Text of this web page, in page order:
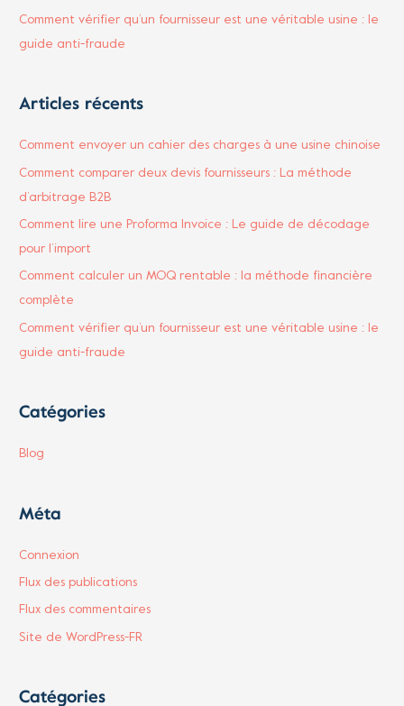
Comment vérifier qu’un fournisseur est une véritable usine : le
guide anti-fraude
Articles récents
Comment envoyer un cahier des charges à une usine chinoise
Comment comparer deux devis fournisseurs : La méthode
d’arbitrage B2B
Comment lire une Proforma Invoice : Le guide de décodage
pour l’import
Comment calculer un MOQ rentable : la méthode financière
complète
Comment vérifier qu’un fournisseur est une véritable usine : le
guide anti-fraude
Catégories
Blog
Méta
Connexion
Flux des publications
Flux des commentaires
Site de WordPress-FR
Catégories